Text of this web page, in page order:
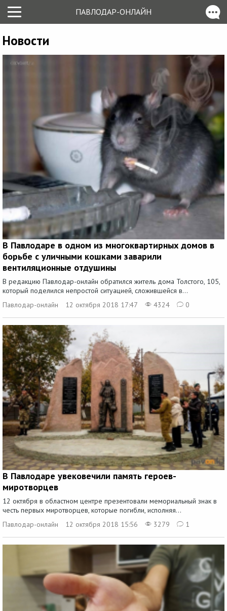
ПАВЛОДАР-ОНЛАЙН
Новости
В Павлодаре в одном из многоквартирных домов в
борьбе с уличными кошками заварили
вентиляционные отдушины
В редакцию Павлодар-онлайн обратился житель дома Толстого, 105,
который поделился непростой ситуацией, сложившейся в...
Павлодар-онлайн
12 октября 2018 17:47 4324 0
В Павлодаре увековечили память героев-
миротворцев
12 октября в областном центре презентовали мемориальный знак в
честь первых миротворцев, которые погибли, исполняя...
Павлодар-онлайн
12 октября 2018 15:56 3279 1